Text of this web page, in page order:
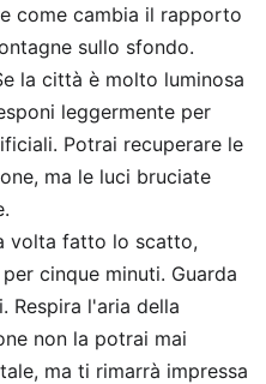
come cambia il rapporto
sullo sfondo.
la città è molto luminosa
leggermente per
Potrai recuperare le
ma le luci bruciate
volta fatto lo scatto,
cinque minuti. Guarda
Respira l'aria della
non la potrai mai
ma ti rimarrà impressa